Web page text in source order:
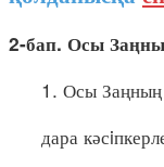
2-бап. Осы
1. Осы Заңның
дара